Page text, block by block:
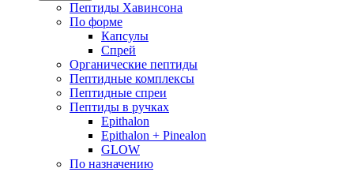
Пептиды Хавинсона
По форме
Капсулы
Спрей
Органические пептиды
Пептидные комплексы
Пептидные спреи
Пептиды в ручках
Epithalon
Epithalon + Pinealon
GLOW
По назначению